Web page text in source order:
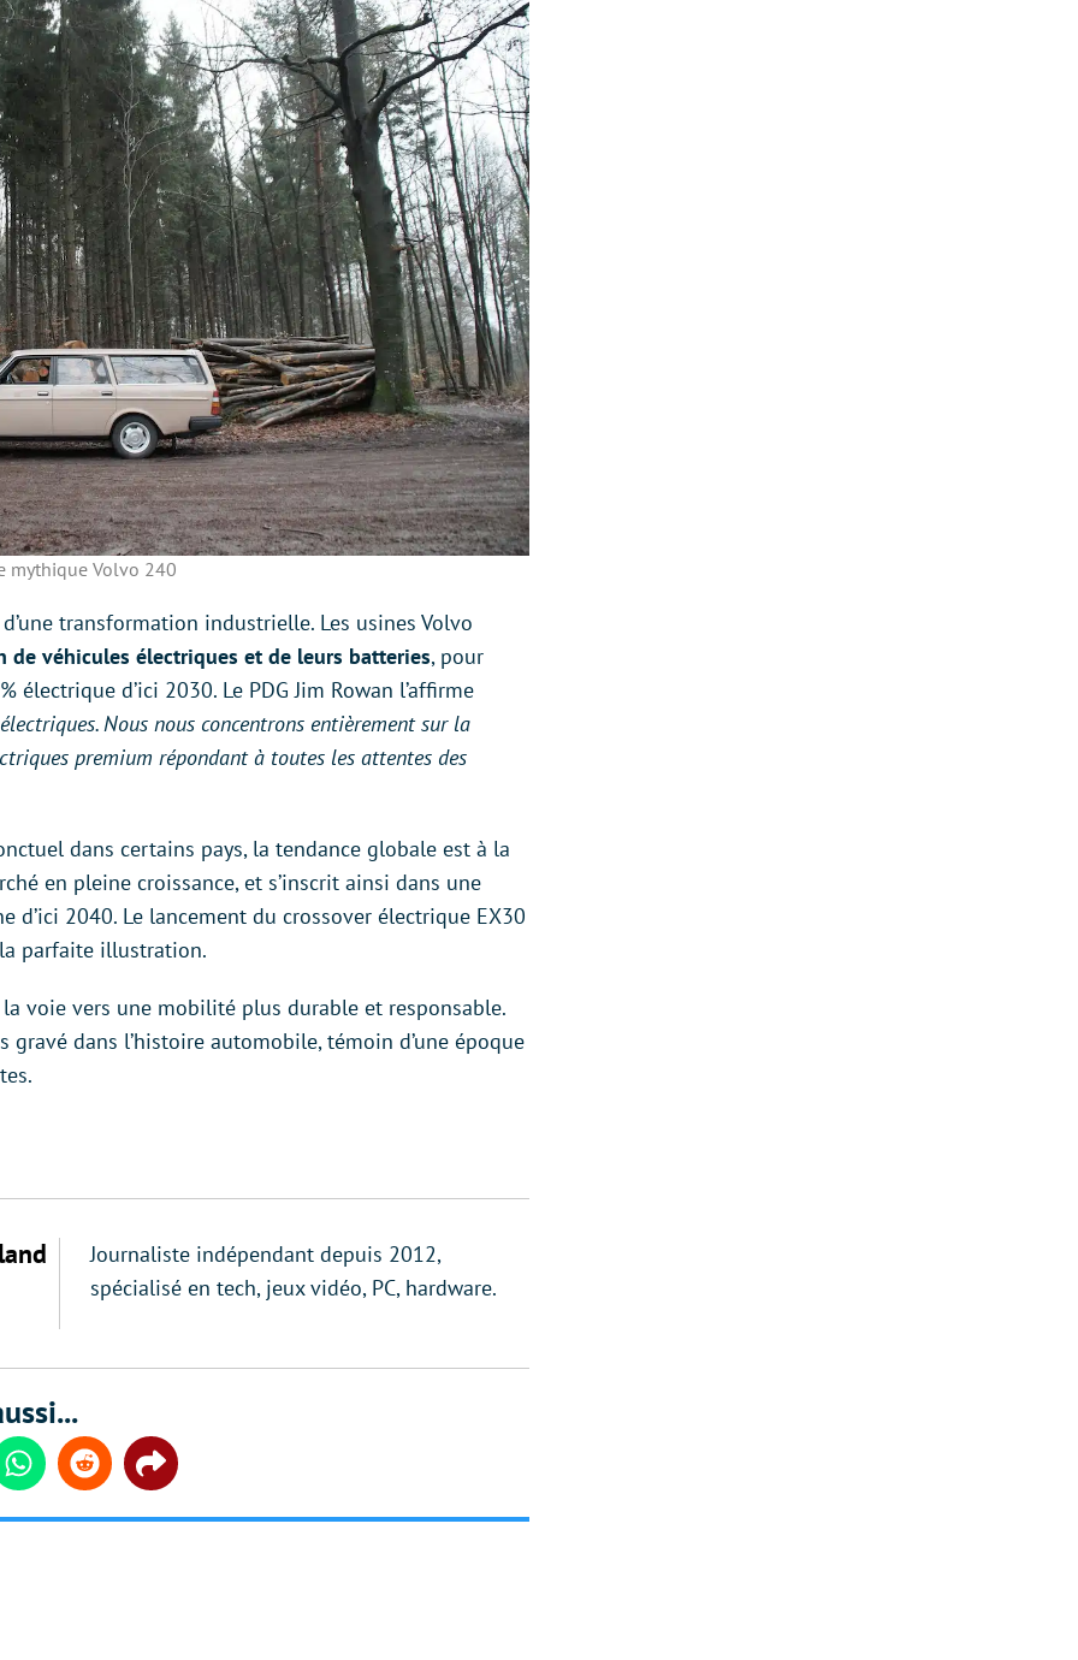
mythique Volvo 240
transformation industrielle. Les usines Volvo
de véhicules électriques et de leurs batteries, pour
électrique d’ici 2030. Le PDG Jim Rowan l’affirme
Nous nous concentrons entièrement sur la
premium répondant à toutes les attentes des
dans certains pays, la tendance globale est à la
en pleine croissance, et s’inscrit ainsi dans une
d’ici 2040. Le lancement du crossover électrique EX30
parfaite illustration.
voie vers une mobilité plus durable et responsable.
dans l’histoire automobile, témoin d’une époque
Journaliste indépendant depuis 2012,
spécialisé en tech, jeux vidéo, PC, hardware.
WhatsappReddit Share